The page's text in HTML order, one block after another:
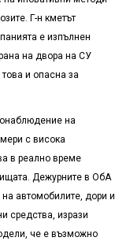
Г-н кметът
е изпълнен
на двора на СУ
и опасна за
на
с висока
в реално време
Дежурните в ОбА
автомобилите, дори и
средства, изрази
че е възможно